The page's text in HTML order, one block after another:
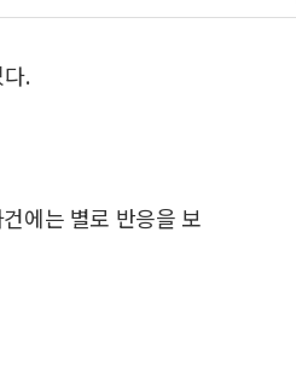
.
에는 별로 반응을 보